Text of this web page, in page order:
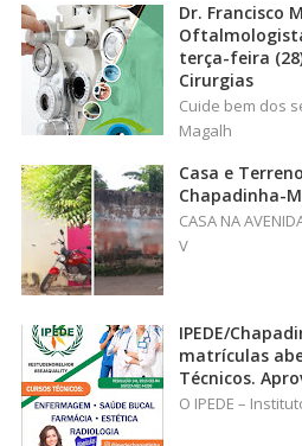
Dr. Francisco
terça-feira
Cirurgias
Cuide bem dos
Magalh
Casa e
Chapadinha-
CASA NA
V
IPEDE/
matrículas
Técnicos.
O IPEDE –